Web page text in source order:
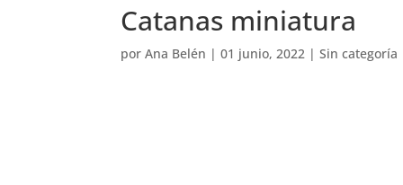
Catanas miniatura
porAna Belén |01 junio, 2022 |Sin categoría